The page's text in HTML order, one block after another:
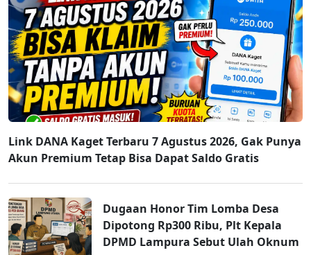
Link DANA Kaget Terbaru 7 Agustus 2026, Gak Punya
Akun Premium Tetap Bisa Dapat Saldo Gratis
Dugaan Honor Tim Lomba Desa
Dipotong Rp300 Ribu, Plt Kepala
DPMD Lampura Sebut Ulah Oknum